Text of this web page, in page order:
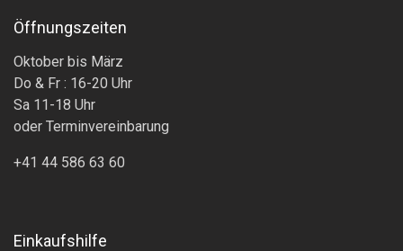
Öffnungszeiten
Oktober bis März
Do & Fr : 16-20 Uhr
Sa 11-18 Uhr
oder Terminvereinbarung
+41 44 586 63 60
Einkaufshilfe